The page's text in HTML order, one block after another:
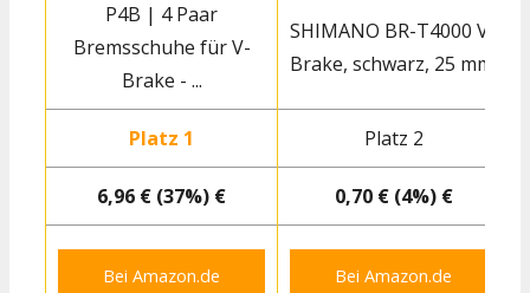
P4B | 4 Paar
Bremsschuhe für V-
Brake - ...
SHIMANO BR-T4000 V-
Brake, schwarz, 25 mm
Platz 1 Platz 2
6,96 € (37%) € 0,70 € (4%) €
Bei Amazon.de
Bei Amazon.de